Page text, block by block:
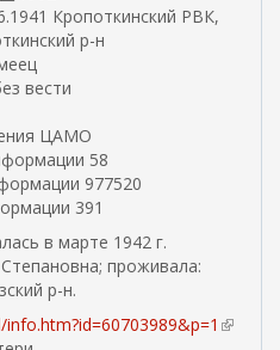
)
я
Кропоткинский РВК,
р-н
вести
ЦАМО
58
977520
391
в марте 1942 г.
проживала:
р-н.
(